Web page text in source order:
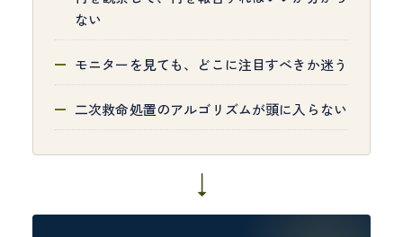
ない
モニターを見ても、どこに注目すべきか迷う
二次救命処置のアルゴリズムが頭に入らない
→